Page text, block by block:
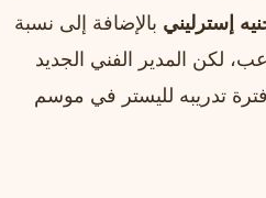
بالإضافة إلى نسبة
لكن المدير الفني الجديد
تدريبه لليستر في موسم